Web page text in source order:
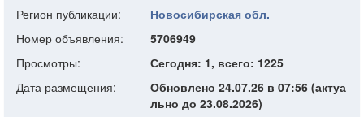
Регион публикации:
Новосибирская обл.
Номер объявления:
5706949
Просмотры:
Сегодня: 1, всего: 1225
Дата размещения:
Обновлено 24.07.26 в 07:56 (актуа
льно до 23.08.2026)